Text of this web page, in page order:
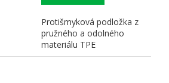
Protišmyková podložka z
pružného a odolného
materiálu TPE